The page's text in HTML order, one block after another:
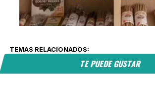
TEMAS RELACIONADOS:
TE PUEDE GUSTAR